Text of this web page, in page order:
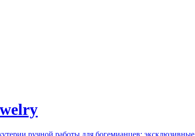
ручной работы для богемианцев: эксклюзивные